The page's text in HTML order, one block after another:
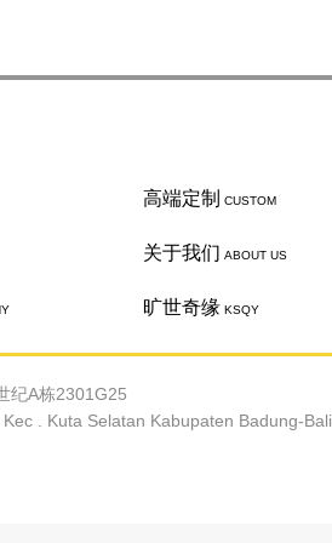
高端定制 CUSTOM
关于我们 ABOUT US
旷世奇缘 KSQY
纪A栋2301G25
. Kuta Selatan Kabupaten Badung-Bali